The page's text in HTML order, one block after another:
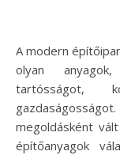
A modern építőiparban egyre nagyobb hangsúlyt kapnak az
olyan
tartósságot,
megoldásként
építőanyagok